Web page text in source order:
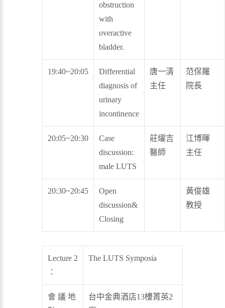
obstruction
with
overactive
bladder.
19:40~20:05
Differential
diagnosis of
urinary
incontinence
唐一清
主任
范保羅
院長
20:05~20:30
Case
discussion:
male LUTS
莊燿吉
醫師
江博暉
主任
20:30~20:45
Open
discussion&
Closing
黃俊雄
教授
Lecture 2
：
The LUTS Symposia
會 議 地
台中金典酒店13樓菁英2